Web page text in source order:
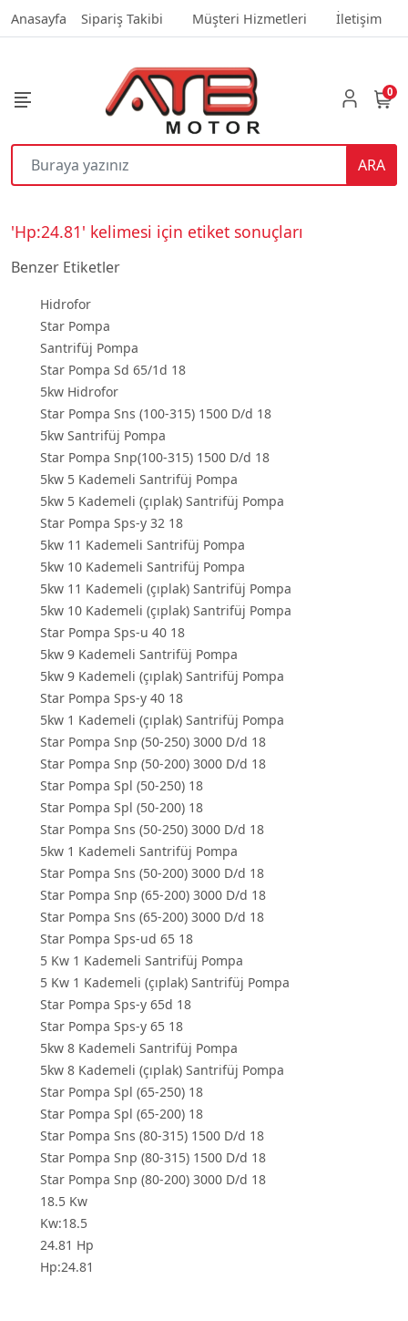
Anasayfa Sipariş Takibi Müşteri Hizmetleri İletişim
ARA
0
'Hp:24.81' kelimesi için etiket sonuçları
Benzer Etiketler
Hidrofor
Star Pompa
Santrifüj Pompa
Star Pompa Sd 65/1d 18
5kw Hidrofor
Star Pompa Sns (100-315) 1500 D/d 18
5kw Santrifüj Pompa
Star Pompa Snp(100-315) 1500 D/d 18
5kw 5 Kademeli Santrifüj Pompa
5kw 5 Kademeli (çıplak) Santrifüj Pompa
Star Pompa Sps-y 32 18
5kw 11 Kademeli Santrifüj Pompa
5kw 10 Kademeli Santrifüj Pompa
5kw 11 Kademeli (çıplak) Santrifüj Pompa
5kw 10 Kademeli (çıplak) Santrifüj Pompa
Star Pompa Sps-u 40 18
5kw 9 Kademeli Santrifüj Pompa
5kw 9 Kademeli (çıplak) Santrifüj Pompa
Star Pompa Sps-y 40 18
5kw 1 Kademeli (çıplak) Santrifüj Pompa
Star Pompa Snp (50-250) 3000 D/d 18
Star Pompa Snp (50-200) 3000 D/d 18
Star Pompa Spl (50-250) 18
Star Pompa Spl (50-200) 18
Star Pompa Sns (50-250) 3000 D/d 18
5kw 1 Kademeli Santrifüj Pompa
Star Pompa Sns (50-200) 3000 D/d 18
Star Pompa Snp (65-200) 3000 D/d 18
Star Pompa Sns (65-200) 3000 D/d 18
Star Pompa Sps-ud 65 18
5 Kw 1 Kademeli Santrifüj Pompa
5 Kw 1 Kademeli (çıplak) Santrifüj Pompa
Star Pompa Sps-y 65d 18
Star Pompa Sps-y 65 18
5kw 8 Kademeli Santrifüj Pompa
5kw 8 Kademeli (çıplak) Santrifüj Pompa
Star Pompa Spl (65-250) 18
Star Pompa Spl (65-200) 18
Star Pompa Sns (80-315) 1500 D/d 18
Star Pompa Snp (80-315) 1500 D/d 18
Star Pompa Snp (80-200) 3000 D/d 18
18.5 Kw
Kw:18.5
24.81 Hp
Hp:24.81